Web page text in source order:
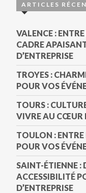
ARTICLES
VALENCE :
CADRE
D’ENTREPRISE
TROYES :
POUR VOS
TOURS :
VIVRE AU CŒUR
TOULON : ENTRE
POUR VOS
SAINT-ÉTIENNE :
ACCESSIBILITÉ
D’ENTREPRISE